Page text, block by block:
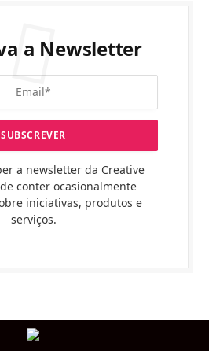
a Newsletter
a newsletter da Creative
conter ocasionalmente
iniciativas, produtos e
serviços.